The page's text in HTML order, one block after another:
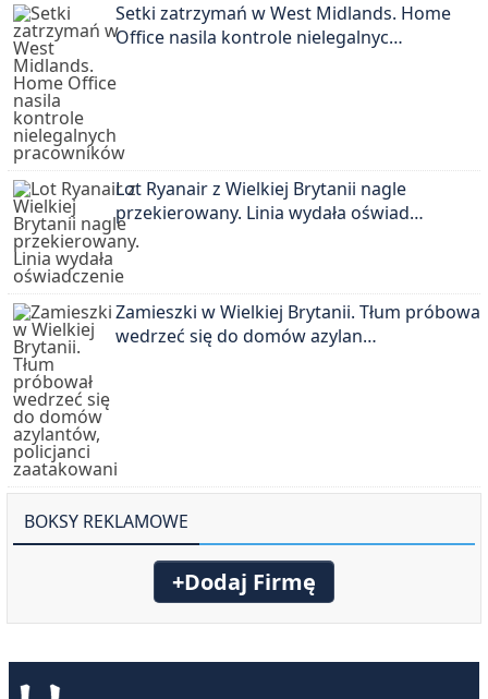
Setki zatrzymań w West Midlands. Home
Office nasila kontrole nielegalnyc…
Lot Ryanair z Wielkiej Brytanii nagle
przekierowany. Linia wydała oświad…
Zamieszki w Wielkiej Brytanii. Tłum próbował
wedrzeć się do domów azylan…
BOKSY REKLAMOWE
+Dodaj Firmę